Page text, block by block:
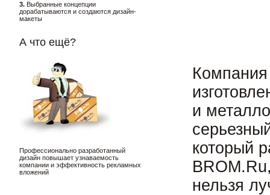
3. Выбранные концепции
дорабатываются и создаются дизайн-
макеты
А что ещё?
Профессионально разработанный
дизайн повышает узнаваемость
компании и эффективность рекламных
вложений
и
который
нельзя